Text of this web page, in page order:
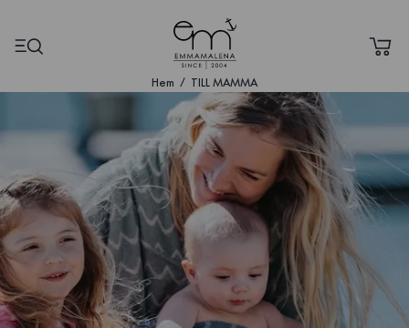
Hem TILL MAMMA